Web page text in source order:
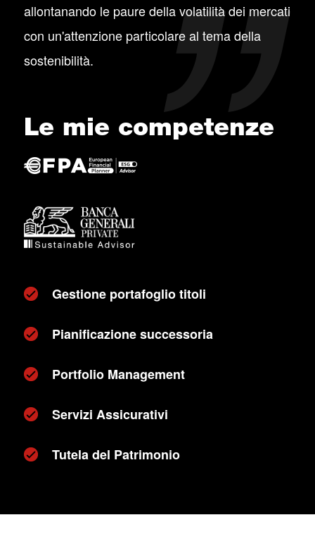
allontanando le paure della volatilità dei mercati
con un'attenzione particolare al tema della
sostenibilità.
Le mie competenze
Gestione portafoglio titoli
Pianificazione successoria
Portfolio Management
Servizi Assicurativi
Tutela del Patrimonio